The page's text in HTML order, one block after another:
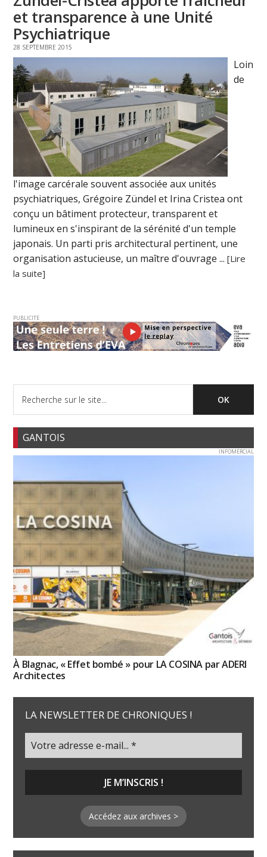
et transparence à une Unité
Psychiatrique
28 SEPTEMBRE 2015
Loin
de
l'image carcérale souvent associée aux unités
psychiatriques, Grégoire Zündel et Irina Cristea ont
conçu un bâtiment protecteur, transparent et
lumineux en s'inspirant de la sérénité d'un temple
japonais. Un parti pris architectural pertinent, une
organisation astucieuse, un maître d'ouvrage ...[Lire
la suite]
PUBLICITE
GANTOIS
INFOMERCIAL
À Blagnac, « Effet bombé » pour LA COSINA par ADERI
Architectes
LA NEWSLETTER DE CHRONIQUES !
Accédez aux archives >